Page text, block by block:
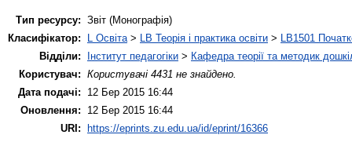
Тип ресурсу: Звіт (Монографія)
Класифікатор:
L Освіта > LB Теорія і практика освіти > LB1501
Відділи:
Інститут педагогіки > Кафедра теорії та методик
Користувач: Користувачі 4431 не знайдено.
Дата подачі:
12 Бер 2015 16:44
Оновлення:
12 Бер 2015 16:44
URI: https://eprints.zu.edu.ua/id/eprint/16366